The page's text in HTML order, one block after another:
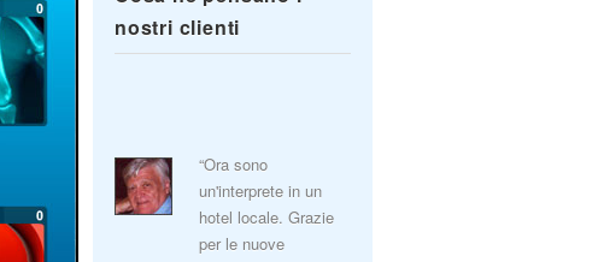
nostri clienti
“Ora sono
un'interprete in un
hotel locale. Grazie
per le nuove